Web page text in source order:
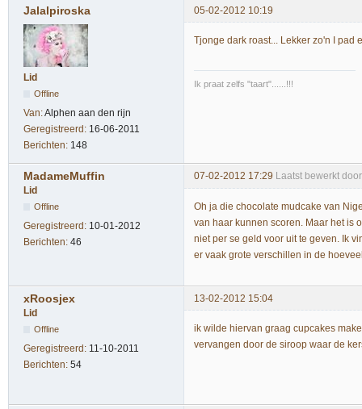
Jalalpiroska 05-02-2012 10:19
Lid
Offline
Van:Alphen aan den rijn
Geregistreerd: 16-06-2011
Berichten: 148
Tjonge dark roast... Lekker zo'n I pad
Ik praat zelfs "taart"......!!!
MadameMuffin 07-02-2012 17:29 Laatst bewerkt
Lid
Offline
Geregistreerd: 10-01-2012
Berichten: 46
Oh ja die chocolate mudcake van
van haar kunnen scoren. Maar het is
niet per se geld voor uit te geven. Ik
er vaak grote verschillen in de
xRoosjex
13-02-2012 15:04
Lid
Offline
Geregistreerd: 11-10-2011
Berichten: 54
ik wilde hiervan graag cupcakes
vervangen door de siroop waar de